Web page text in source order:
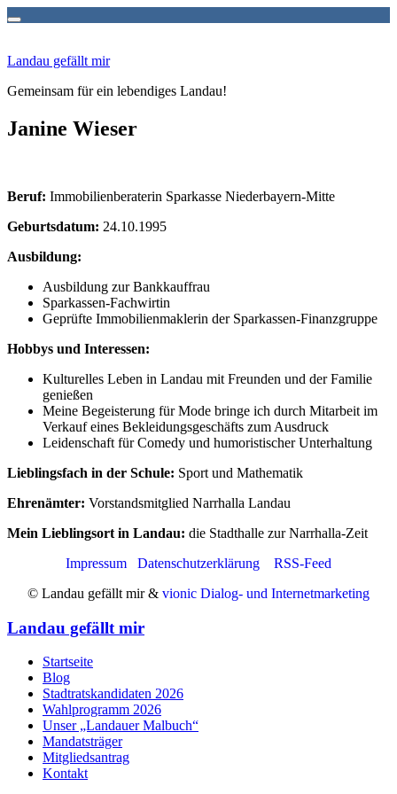
springen
Landau gefällt mir
Gemeinsam für ein lebendiges Landau!
Janine Wieser
Beruf: Immobilienberaterin Sparkasse Niederbayern-Mitte
Geburtsdatum: 24.10.1995
Ausbildung:
Ausbildung zur Bankkauffrau
Sparkassen-Fachwirtin
Geprüfte Immobilienmaklerin der Sparkassen-Finanzgruppe
Hobbys und Interessen:
Kulturelles Leben in Landau mit Freunden und der Familie
genießen
Meine Begeisterung für Mode bringe ich durch Mitarbeit im
Verkauf eines Bekleidungsgeschäfts zum Ausdruck
Leidenschaft für Comedy und humoristischer Unterhaltung
Lieblingsfach in der Schule: Sport und Mathematik
Ehrenämter: Vorstandsmitglied Narrhalla Landau
Mein Lieblingsort in Landau: die Stadthalle zur Narrhalla-Zeit
Impressum
Datenschutzerklärung
RSS-Feed
© Landau gefällt mir & vionic Dialog- und Internetmarketing
Landau gefällt mir
Startseite
Blog
Stadtratskandidaten 2026
Wahlprogramm 2026
Unser „Landauer Malbuch“
Mandatsträger
Mitgliedsantrag
Kontakt